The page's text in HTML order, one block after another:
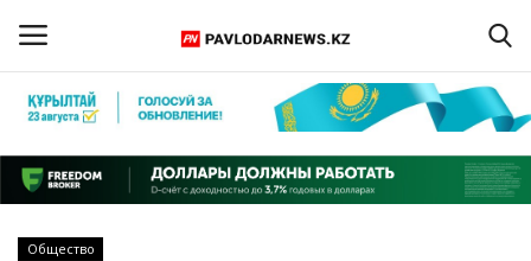
Регистрация
Главная
Общество